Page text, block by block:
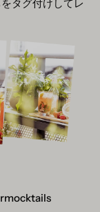
タグ付けしてレ